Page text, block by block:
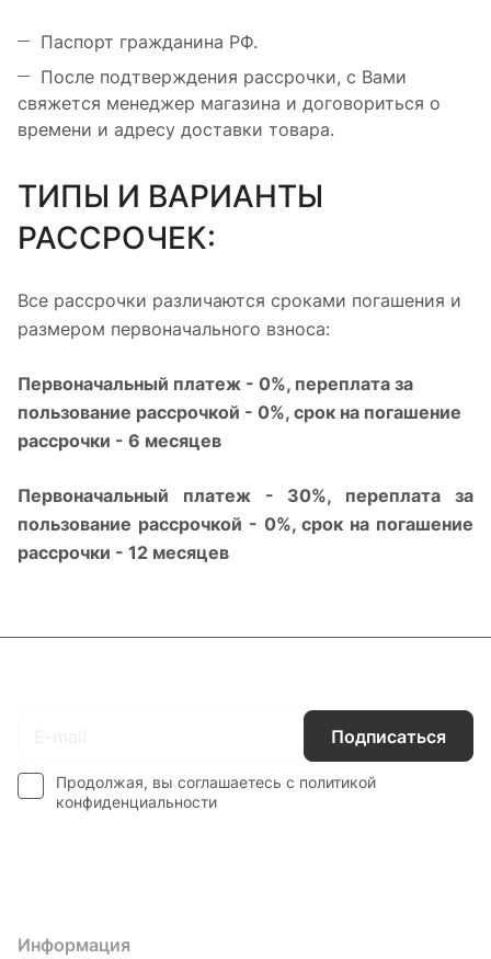
Паспорт гражданина РФ.
После подтверждения рассрочки, с Вами
свяжется менеджер магазина и договориться о
времени и адресу доставки товара.
ТИПЫ И ВАРИАНТЫ
РАССРОЧЕК:
Все рассрочки различаются сроками погашения и
размером первоначального взноса:
Первоначальный платеж - 0%, переплата за
пользование рассрочкой - 0%, срок на погашение
рассрочки - 6 месяцев
Первоначальный платеж - 30%, переплата за
пользование рассрочкой - 0%, срок на погашение
рассрочки - 12 месяцев
Подписаться
Продолжая, вы соглашаетесь с политикой
конфиденциальности
Информация